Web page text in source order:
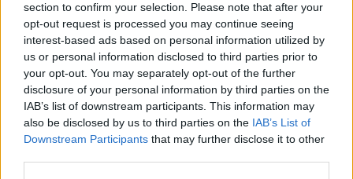
section to confirm your selection. Please note that after your
opt-out request is processed you may continue seeing
interest-based ads based on personal information utilized by
us or personal information disclosed to third parties prior to
your opt-out. You may separately opt-out of the further
disclosure of your personal information by third parties on the
IAB’s list of downstream participants. This information may
also be disclosed by us to third parties on the IAB’s List of
Downstream Participants that may further disclose it to other